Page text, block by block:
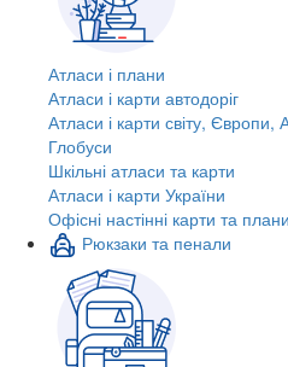
Атласи і плани
Атласи і карти автодоріг
Атласи і карти світу, Європи,
Глобуси
Шкільні атласи та карти
Атласи і карти України
Офісні настінні карти та
Рюкзаки та пенали